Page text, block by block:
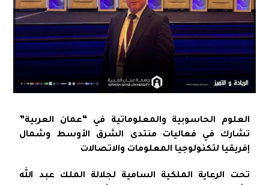
العلوم الحاسوبية والمعلوماتية في “عمان العربية”
تشارك في فعاليات منتدى الشرق الأوسط وشمال
إفريقيا لتكنولوجيا المعلومات والاتصالات
تحت الرعاية الملكية السامية لجلالة الملك عبد الله